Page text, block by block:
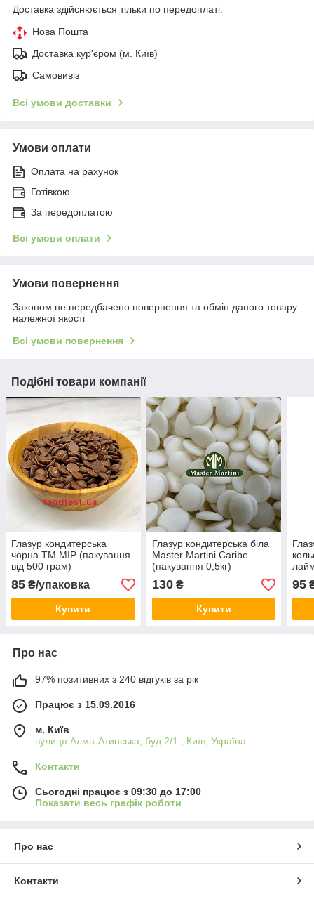
Доставка здійснюється тільки по передоплаті.
Нова Пошта
Доставка кур'єром (м. Київ)
Самовивіз
Всі умови доставки
Умови оплати
Оплата на рахунок
Готівкою
За передоплатою
Всі умови оплати
Умови повернення
Законом не передбачено повернення та обмін даного товару
належної якості
Всі умови повернення
Подібні товари компанії
Глазур кондитерська
чорна ТМ МІР (пакування
від 500 грам)
85 ₴/упаковка
Купити
Глазур кондитерська біла
Master Martini Caribe
(пакування 0,5кг)
130₴
Купити
95
Про нас
97% позитивних з 240 відгуків за рік
Працює з 15.09.2016
м. Київ
вулиця Алма-Атинська, буд.2/1 , Київ, Україна
Контакти
Сьогодні працює з 09:30 до 17:00
Показати весь графік роботи
Про нас
Контакти